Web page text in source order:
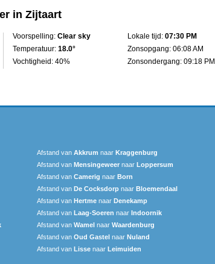
in Zijtaart
Voorspelling: Clear sky
Temperatuur: 18.0°
Vochtigheid: 40%
Lokale tijd: 07:30 PM
Zonsopgang: 06:08 AM
Zonsondergang: 09:18 PM
Afstand van Akkrum naar Kraggenburg
Afstand van Mensingeweer naar Loppersum
Afstand van Camerig naar Born
Afstand van De Cocksdorp naar Bloemendaal
Afstand van Hertme naar Denekamp
Afstand van Laag-Soeren naar Indoornik
Afstand van Wamel naar Waardenburg
Afstand van Oud Gastel naar Nuland
Afstand van Lisse naar Leimuiden